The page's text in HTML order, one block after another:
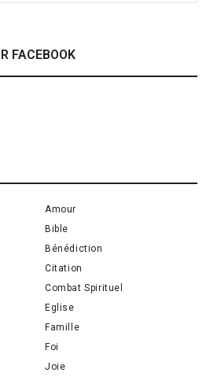
FACEBOOK
Amour
Bible
Bénédiction
Citation
Combat Spirituel
Eglise
Famille
Foi
Joie